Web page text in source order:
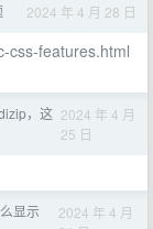
2024 年 4 月 28 日
css-features.html
，这 2024 年 4 月
25 日
显示
2024 年 4 月